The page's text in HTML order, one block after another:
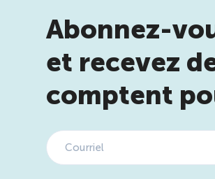
Abonnez-
et recevez
comptent